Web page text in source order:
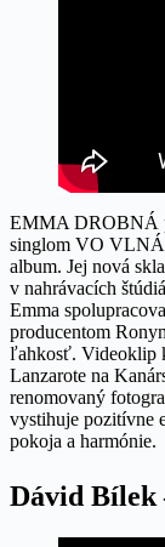
EMMA DROBNÁ
singlom VO
album. Jej nová
v nahrávacích
Emma
producentom
ľahkosť. Videoklip
Lanzarote na
renomovaný
vystihuje pozitívne
pokoja a harmónie.
Dávid Bílek